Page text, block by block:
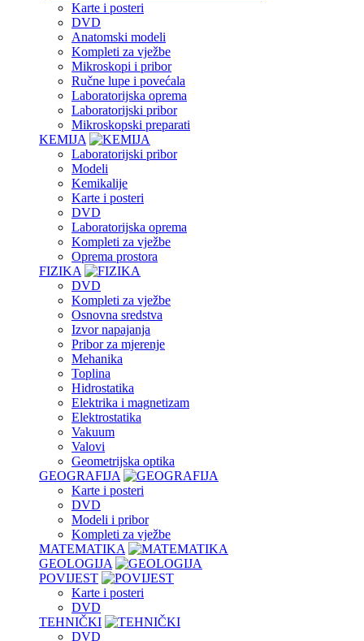
Karte i posteri
DVD
Anatomski modeli
Kompleti za vježbe
Mikroskopi i pribor
Ručne lupe i povećala
Laboratorijska oprema
Laboratorijski pribor
Mikroskopski preparati
KEMIJA
Laboratorijski pribor
Modeli
Kemikalije
Karte i posteri
DVD
Laboratorijska oprema
Kompleti za vježbe
Oprema prostora
FIZIKA
DVD
Kompleti za vježbe
Osnovna sredstva
Izvor napajanja
Pribor za mjerenje
Mehanika
Toplina
Hidrostatika
Elektrika i magnetizam
Elektrostatika
Vakuum
Valovi
Geometrijska optika
GEOGRAFIJA
Karte i posteri
DVD
Modeli i pribor
Kompleti za vježbe
MATEMATIKA
GEOLOGIJA
POVIJEST
Karte i posteri
DVD
TEHNIČKI
DVD